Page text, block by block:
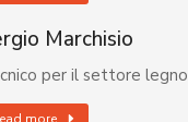
Marchisio
per il settore legno